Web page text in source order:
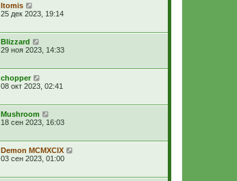
Itomis
25 дек 2023, 19:14
Blizzard
29 ноя 2023, 14:33
chopper
08 окт 2023, 02:41
Mushroom
18 сен 2023, 16:03
Demon MCMXCIX
03 сен 2023, 01:00